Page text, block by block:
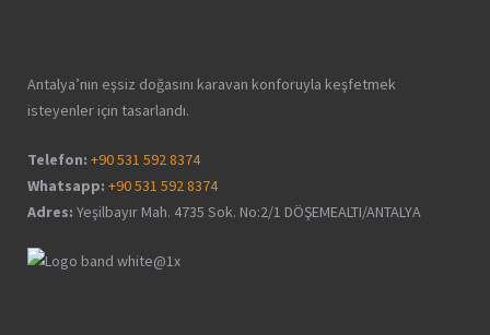
Antalya’nın eşsiz doğasını karavan konforuyla keşfetmek
isteyenler için tasarlandı.
Telefon: +90 531 592 8374
Whatsapp: +90 531 592 8374
Adres: Yeşilbayır Mah. 4735 Sok. No:2/1 DÖŞEMEALTI/ANTALYA